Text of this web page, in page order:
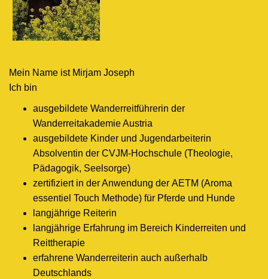
Mein Name ist Mirjam Joseph
Ich bin
ausgebildete Wanderreitführerin der
Wanderreitakademie Austria
ausgebildete Kinder und Jugendarbeiterin
Absolventin der CVJM-Hochschule (Theologie,
Pädagogik, Seelsorge)
zertifiziert in der Anwendung der AETM (Aroma
essentiel Touch Methode) für Pferde und Hunde
langjährige Reiterin
langjährige Erfahrung im Bereich Kinderreiten und
Reittherapie
erfahrene Wanderreiterin auch außerhalb
Deutschlands